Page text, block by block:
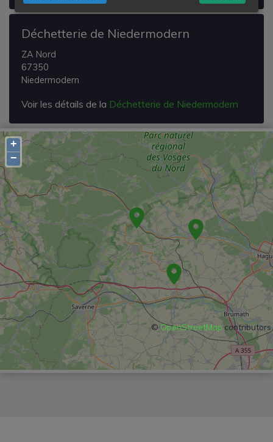
Déchetterie de Niedermodern
ZA Nord
67350
Niedermodern
Voir les détails de la Déchetterie de Niedermodern
+
−
© OpenStreetMapcontributors